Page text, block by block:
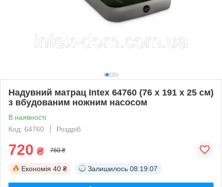
Надувний матрац Intex 64760 (76 x 191 x 25 см)
з вбудованим ножним насосом
В наявності
Код: 64760
Роздріб
720 ₴ 760 ₴
Економія 40 ₴ Залишилось 08:19:07